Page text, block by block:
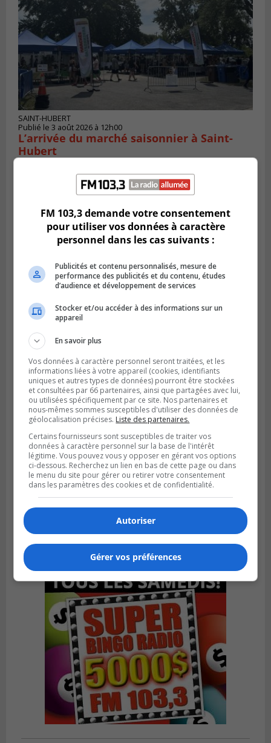
SAINT-HUBERT
Publié le 3 août 2026 à 12h00
L’arrivée du marché saisonnier à Saint-
Hubert
SAINT-BRUNO-DE-MONTARVILLE
Publié le 2 août 2026 à 08h06
La Fête des parcs est de retour à Saint-
Bruno
SAINT-CATHERINE
Publié le 30 juillet 2026 à 07h58
Sainte-Catherine prolonge son aide
financière au Complexe Le Partage
FM 103,3 demande votre consentement
pour utiliser vos données à caractère
personnel dans les cas suivants :
Publicités et contenu personnalisés, mesure de
performance des publicités et du contenu, études
d’audience et développement de services
Stocker et/ou accéder à des informations sur un
appareil
En savoir plus
Vos données à caractère personnel seront traitées, et les
informations liées à votre appareil (cookies, identifiants
uniques et autres types de données) pourront être stockées
et consultées par 66 partenaires, ainsi que partagées avec lui,
ou utilisées spécifiquement par ce site. Nos partenaires et
nous-mêmes sommes susceptibles d'utiliser des données de
géolocalisation précises. Liste des partenaires.
Certains fournisseurs sont susceptibles de traiter vos
données à caractère personnel sur la base de l'intérêt
légitime. Vous pouvez vous y opposer en gérant vos options
ci-dessous. Recherchez un lien en bas de cette page ou dans
le menu du site pour gérer ou retirer votre consentement
dans les paramètres des cookies et de confidentialité.
Autoriser
Gérer vos préférences